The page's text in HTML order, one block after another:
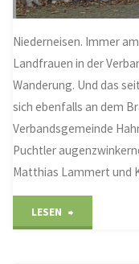
Niederneisen. Immer
Landfrauen in der
Wanderung. Und das
sich ebenfalls an dem
Verbandsgemeinde
Puchtler
Matthias Lammert und
LESEN